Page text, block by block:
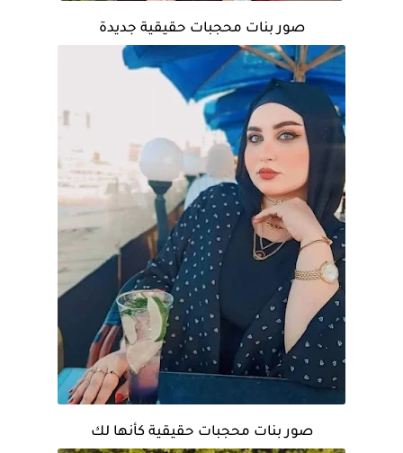
صور بنات محجبات حقيقية جديدة
صور بنات محجبات حقيقية كأنها لك